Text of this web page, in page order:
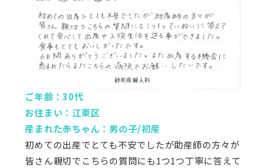
ご年齢：30代
お住まい：江東区
産まれた赤ちゃん：男の子/初産
初めての出産でとても不安でしたが助産師の方々が
皆さん親切でこちらの質問にも1つ1つ丁寧に答えて